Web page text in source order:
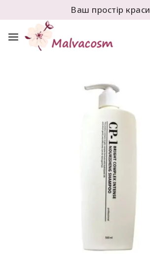
Ваш простір краси